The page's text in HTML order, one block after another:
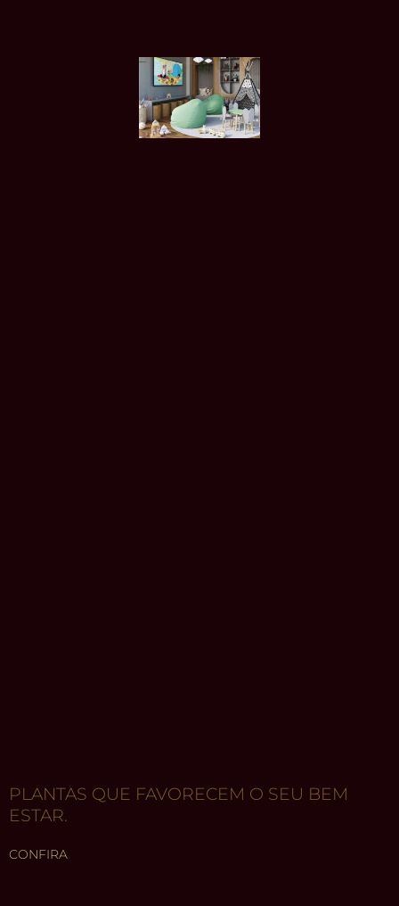
PLANTAS QUE FAVORECEM O SEU BEM
ESTAR.
CONFIRA